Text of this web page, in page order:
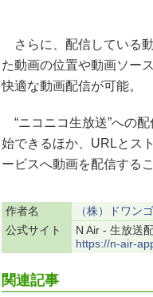
さらに、配信している
た動画の位置や動画ソー
快適な動画配信が可能。
“ニコニコ生放送”への
始できるほか、URLとス
ービスへ動画を配信する
作者名
（株）ドワンゴ
公式サイト
N Air - 生放送
https://n-air-
関連記事